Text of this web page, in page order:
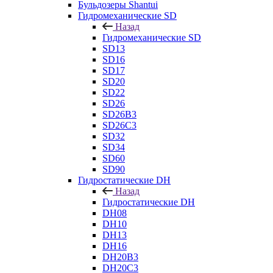
Бульдозеры Shantui
Гидромеханические SD
Назад
Гидромеханические SD
SD13
SD16
SD17
SD20
SD22
SD26
SD26B3
SD26C3
SD32
SD34
SD60
SD90
Гидростатические DH
Назад
Гидростатические DH
DH08
DH10
DH13
DH16
DH20B3
DH20C3